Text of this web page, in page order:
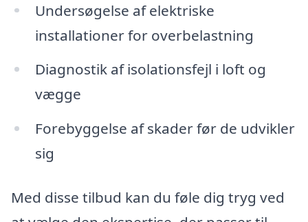
Undersøgelse af elektriske
installationer for overbelastning
Diagnostik af isolationsfejl i loft og
vægge
Forebyggelse af skader før de udvikler
sig
Med disse tilbud kan du føle dig tryg ved